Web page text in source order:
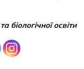
біологічної освіти